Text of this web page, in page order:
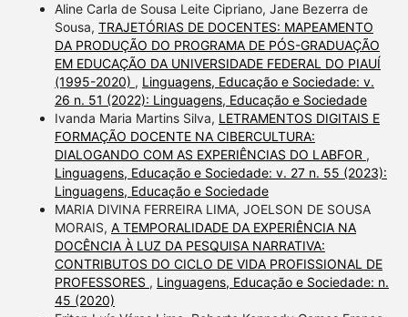
Aline Carla de Sousa Leite Cipriano, Jane Bezerra de
Sousa, TRAJETÓRIAS DE DOCENTES: MAPEAMENTO
DA PRODUÇÃO DO PROGRAMA DE PÓS-GRADUAÇÃO
EM EDUCAÇÃO DA UNIVERSIDADE FEDERAL DO PIAUÍ
(1995-2020) , Linguagens, Educação e Sociedade: v.
26 n. 51 (2022): Linguagens, Educação e Sociedade
Ivanda Maria Martins Silva, LETRAMENTOS DIGITAIS E
FORMAÇÃO DOCENTE NA CIBERCULTURA:
DIALOGANDO COM AS EXPERIÊNCIAS DO LABFOR ,
Linguagens, Educação e Sociedade: v. 27 n. 55 (2023):
Linguagens, Educação e Sociedade
MARIA DIVINA FERREIRA LIMA, JOELSON DE SOUSA
MORAIS, A TEMPORALIDADE DA EXPERIÊNCIA NA
DOCÊNCIA À LUZ DA PESQUISA NARRATIVA:
CONTRIBUTOS DO CICLO DE VIDA PROFISSIONAL DE
PROFESSORES , Linguagens, Educação e Sociedade: n.
45 (2020)